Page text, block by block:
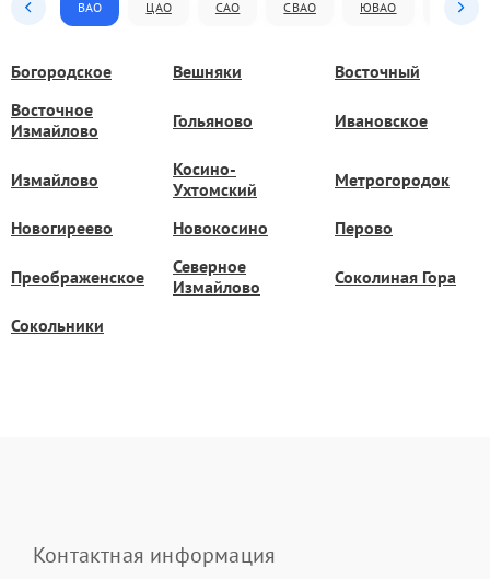
ВАО ЦАО САО СВАО ЮВАО ЮАО
Богородское Вешняки
Восточный
Восточное
Измайлово
Гольяново Ивановское
Измайлово
Косино-
Ухтомский
Метрогородок
Новогиреево Новокосино Перово
Преображенское
Северное
Измайлово
Соколиная Гора
Сокольники
Контактная информация